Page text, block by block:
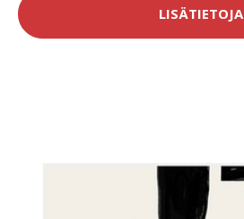
LISÄTIETOJA